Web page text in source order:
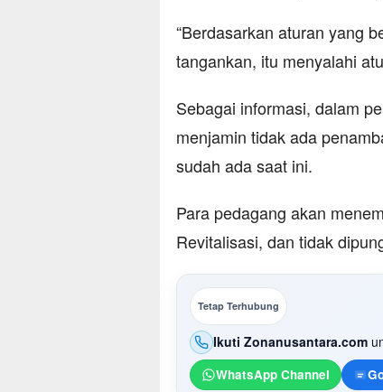
“Berdasarkan aturan yang
tangankan, itu menyalahi
Sebagai informasi, dalam
menjamin tidak ada
sudah ada saat ini.
Para pedagang akan
Revitalisasi, dan tidak
Tetap Terhubung
Ikuti Zonanusantara.com
WhatsApp Channel